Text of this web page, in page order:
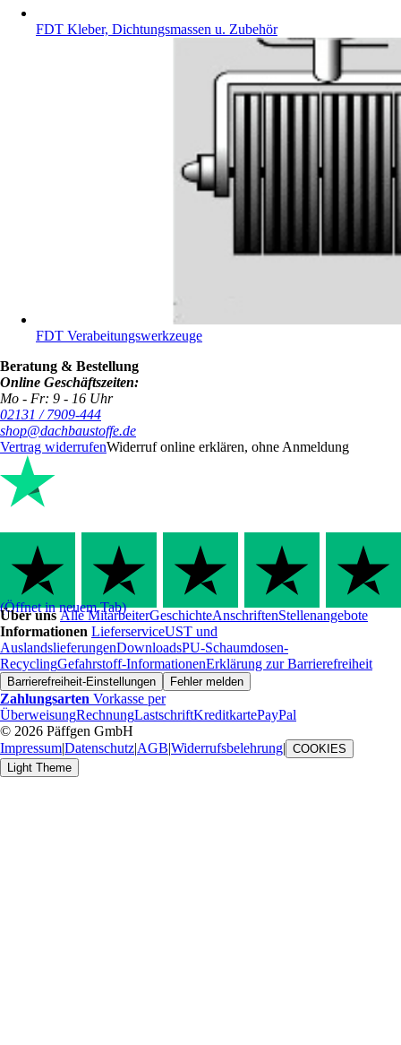
FDT Kleber, Dichtungsmassen u. Zubehör
FDT Verabeitungswerkzeuge
Beratung & Bestellung
Online Geschäftszeiten:
Mo - Fr: 9 - 16 Uhr
02131 / 7909-444
shop@dachbaustoffe.de
Vertrag widerrufenWiderruf online erklären, ohne Anmeldung
(Öffnet in neuem Tab)
Über unsAlle MitarbeiterGeschichteAnschriftenStellenangebote
Informationen LieferserviceUST und
AuslandslieferungenDownloadsPU-Schaumdosen-
RecyclingGefahrstoff-InformationenErklärung zur Barrierefreiheit
Barrierefreiheit-Einstellungen Fehler melden
Zahlungsarten Vorkasse per
ÜberweisungRechnungLastschriftKreditkartePayPal
© 2026 Päffgen GmbH
Impressum|Datenschutz|AGB|Widerrufsbelehrung| COOKIES
Light Theme